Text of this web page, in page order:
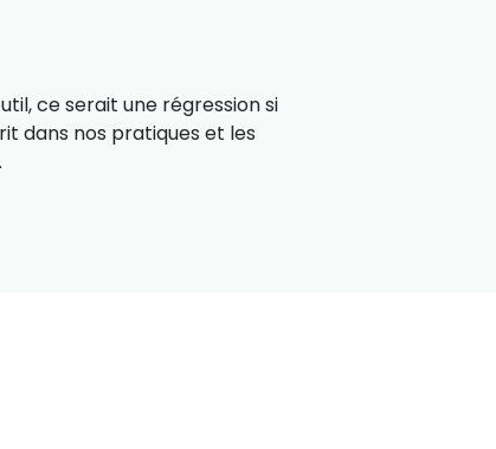
ce serait une régression si
dans nos pratiques et les